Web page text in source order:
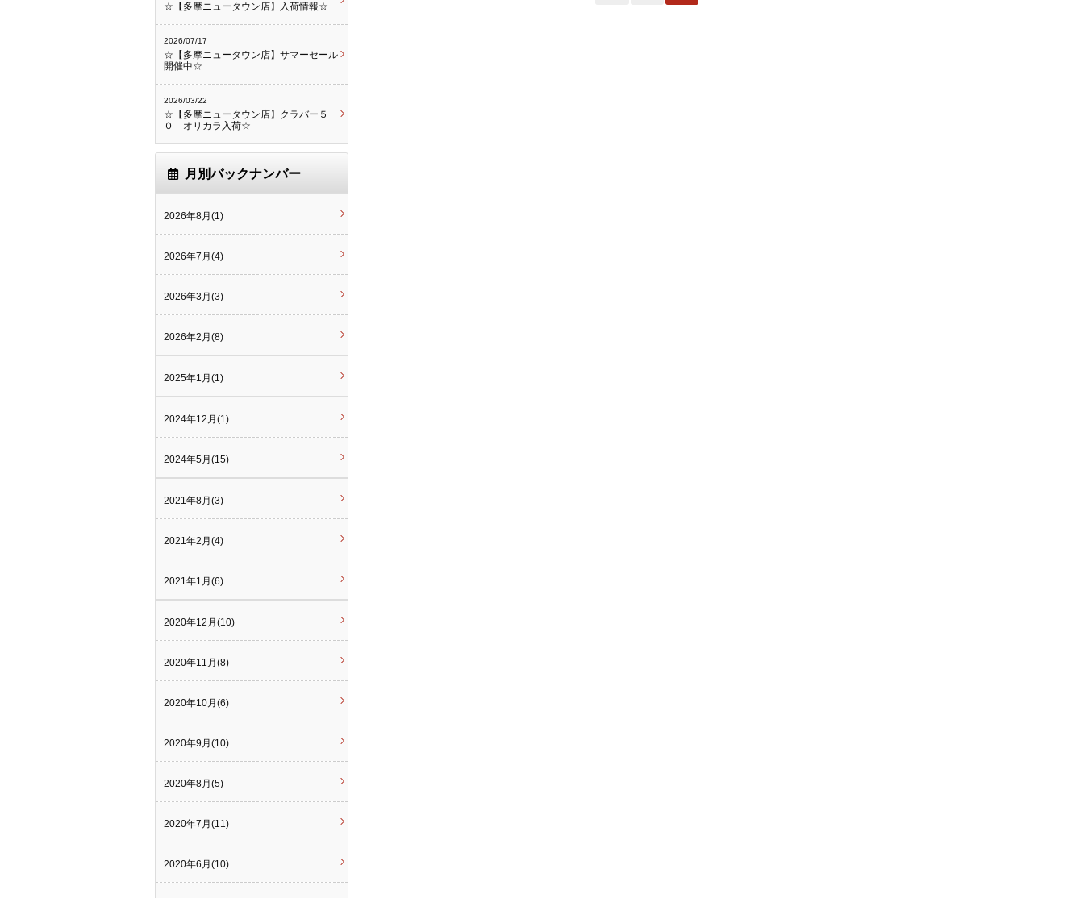
☆【多摩ニュータウン店】入荷情報☆
2026/07/17
☆【多摩ニュータウン店】サマーセール
開催中☆
2026/03/22
☆【多摩ニュータウン店】クラバー５
０ オリカラ入荷☆
月別バックナンバー
2026年8月(1)
2026年7月(4)
2026年3月(3)
2026年2月(8)
2025年1月(1)
2024年12月(1)
2024年5月(15)
2021年8月(3)
2021年2月(4)
2021年1月(6)
2020年12月(10)
2020年11月(8)
2020年10月(6)
2020年9月(10)
2020年8月(5)
2020年7月(11)
2020年6月(10)